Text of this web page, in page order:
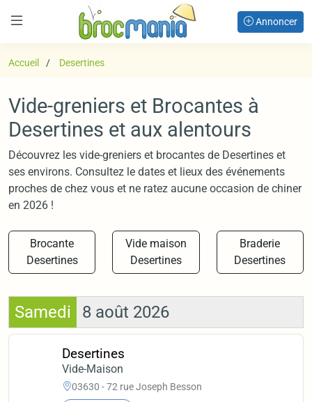
Annoncer
Accueil Desertines
Vide-greniers et Brocantes à
Desertines et aux alentours
Découvrez les vide-greniers et brocantes de Desertines et
ses environs. Consultez le dates et lieux des événements
proches de chez vous et ne ratez aucune occasion de chiner
en 2026 !
Brocante
Desertines
Vide maison
Desertines
Braderie
Desertines
Samedi 8 août 2026
Desertines
Vide-Maison
03630 - 72 rue Joseph Besson